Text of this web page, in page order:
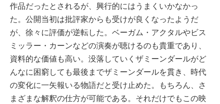
作品だったとされるが、興行的にはうまくいかなかっ
た。公開当初は批評家からも受けが良くなったようだ
が、徐々に評価が逆転した。ベーガム・アクタルやビス
ミッラー・カーンなどの演奏が聴けるのも貴重であり、
資料的な価値も高い。没落していくザミーンダールがど
んなに困窮しても最後までザミーンダールを貫き、時代
の変化に一矢報いる物語だと受け止めた。もちろん、さ
まざまな解釈の仕方が可能である。それだけでもこの映